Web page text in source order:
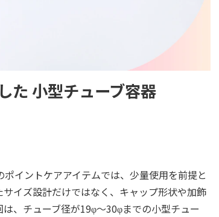
た 小型チューブ容器
イントケアアイテムでは、少量使用を前提と
イズ設計だけではなく、キャップ形状や加飾
、チューブ径が19φ～30φまでの小型チュー